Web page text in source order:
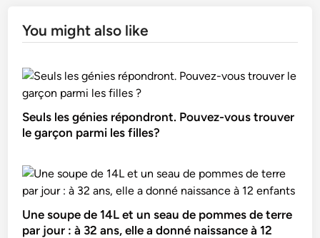
You might also like
Seuls les génies répondront. Pouvez-vous trouver
le garçon parmi les filles?
Une soupe de 14L et un seau de pommes de terre
par jour : à 32 ans, elle a donné naissance à 12